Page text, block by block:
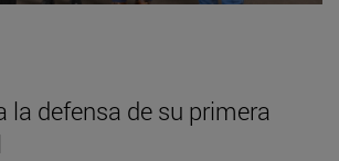
la defensa de su primera